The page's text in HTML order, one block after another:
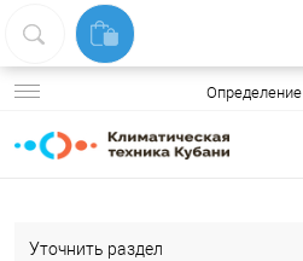
Определение
Уточнить раздел